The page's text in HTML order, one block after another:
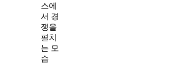
스에
서 경
쟁을
펼치
는 모
습